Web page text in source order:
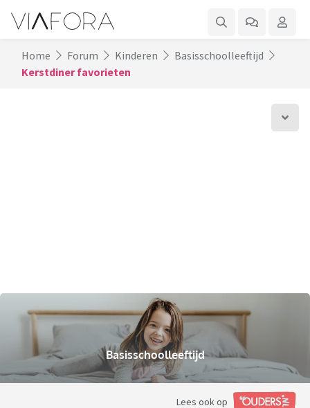
Home Forum Kinderen
Basisschoolleeftijd
Kerstdiner favorieten
Basisschoolleeftijd
Lees ook op